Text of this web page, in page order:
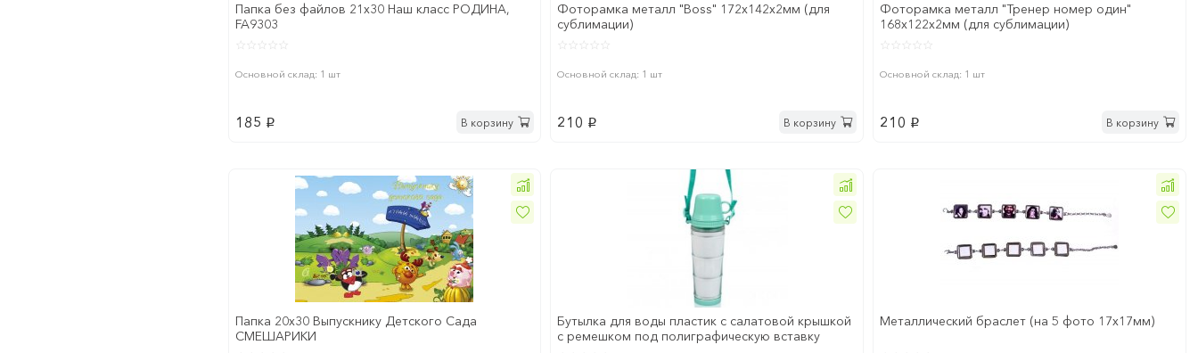
Папка без файлов 21x30 Наш класс РОДИНА,
FA9303
Основной склад: 1 шт
185 p В корзину
Фоторамка металл "Boss" 172x142х2мм (для
сублимации)
Основной склад: 1 шт
210 p В корзину
Фоторамка металл "Тренер номер один"
168x122х2мм (для сублимации)
Основной склад: 1 шт
210 p В корзину
Папка 20x30 Выпускнику Детского Сада
СМЕШАРИКИ
Бутылка для воды пластик с салатовой крышкой
с ремешком под полиграфическую вставку
Металлический браслет (на 5 фото 17х17мм)